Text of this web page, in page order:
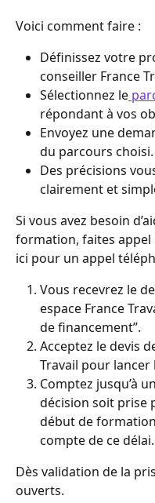
Voici comment faire :
Définissez votre
conseiller France
Sélectionnez le
répondant à vos
Envoyez une
du parcours choisi.
Des précisions
clairement et
Si vous avez besoin
formation, faites appel
ici pour un appel
Vous recevrez le
espace France
de financement”.
Acceptez le devis
Travail pour
Comptez jusqu’à
décision soit prise
début de
compte de ce délai.
Dès validation de la
ouverts.